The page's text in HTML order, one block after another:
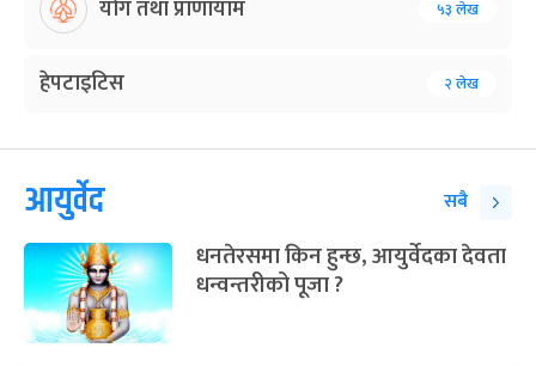
योग तथा प्राणायाम ५३ लेख
हेपटाइटिस २ लेख
आयुर्वेद सबै
धनतेरसमा किन हुन्छ, आयुर्वेदका देवता
धन्वन्तरीको पूजा ?